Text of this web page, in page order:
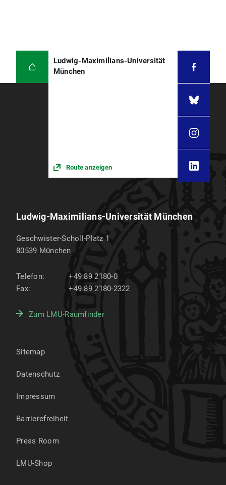
Ludwig-Maximilians-Universität
München
Route anzeigen
Ludwig-Maximilians-Universität München
Geschwister-Scholl-Platz 1
80539 München
Telefon:
+49 89 2180-0
Fax:
+49 89 2180-2322
Zum LMU-Raumfinder
Sitemap
Datenschutz
Impressum
Barrierefreiheit
Press Room
LMU-Shop